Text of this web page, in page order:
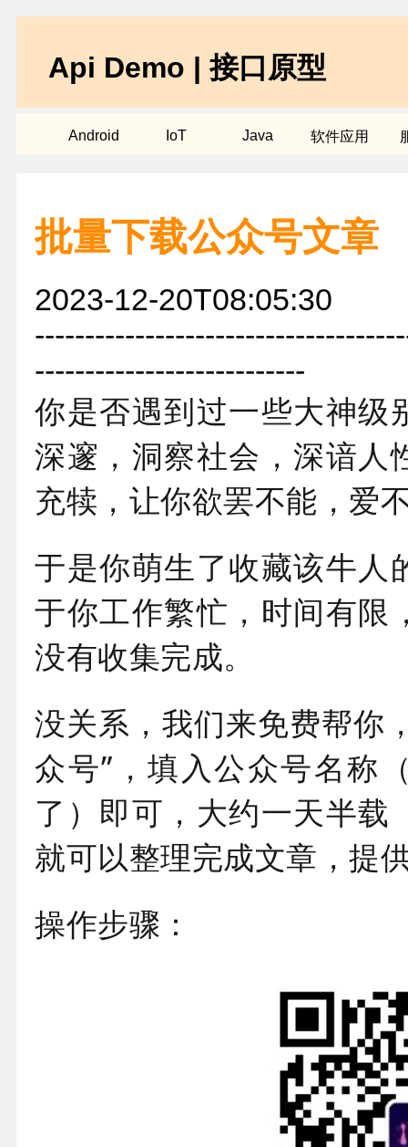
Api Demo | 接口原型
Android IoT Java 软件应用
批量下载公众号文章
2023-12-20T08:05:30
---------------------------
你是否遇到过一些大神级
深邃，洞察社会，深谙人
充犊，让你欲罢不能，爱
于是你萌生了收藏该牛人
于你工作繁忙，时间有限
没有收集完成。
没关系，我们来免费帮你
众号”，填入公众号名称
了）即可，大约一天半
就可以整理完成文章，提
操作步骤：